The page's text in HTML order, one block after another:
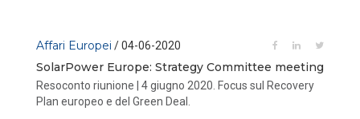
Affari Europei / 04-06-2020
SolarPower Europe: Strategy Committee meeting
Resoconto riunione | 4 giugno 2020. Focus sul Recovery
Plan europeo e del Green Deal.